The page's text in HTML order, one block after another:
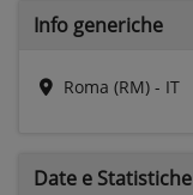
Info generiche
Roma (RM) - IT
Date e Statistiche